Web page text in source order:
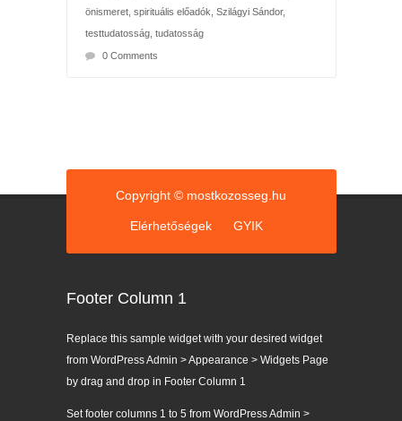
önismeret, spirituális előadók Szilágyi Sándor,
testtudatosság, tudatosság
0 Comments
Copyright © mostkozosseg.hu
Elérhetőségek GYIK
Footer Column 1
Replace this sample widget with your desired widget
from WordPress Admin > Appearance > Widgets Page
by drag and drop in Footer Column 1
Set footer columns 1 to 5 from WordPress Admin >